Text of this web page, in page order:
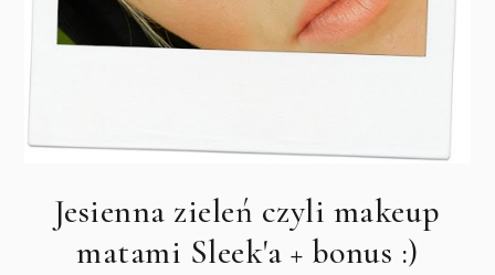
Jesienna zieleń czyli makeup
matami Sleek'a + bonus :)